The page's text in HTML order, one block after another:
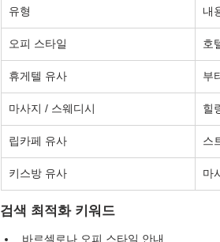
유형 내
오피 스타일 호
휴게텔 유사 부
마사지 / 스웨디시 힐
립카페 유사 스
키스방 유사 마
검색 최적화 키워드
바르셀로나 오피 스타일 안내